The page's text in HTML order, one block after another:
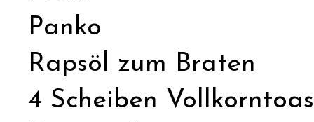
Panko
Rapsöl zum Braten
4 Scheiben